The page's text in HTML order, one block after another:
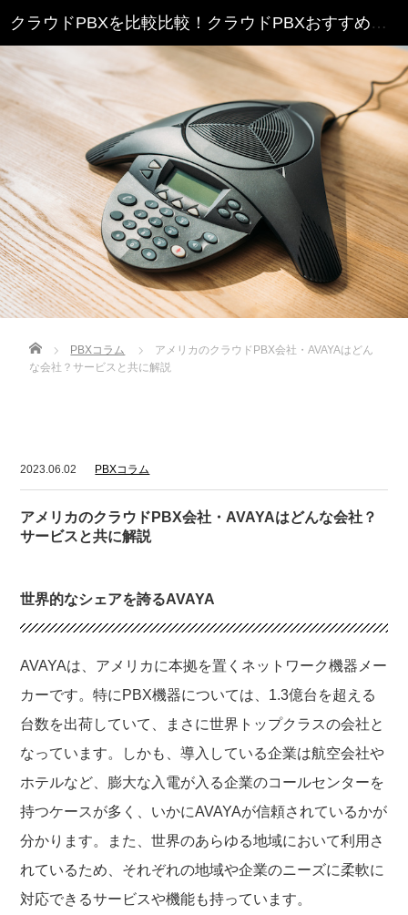
クラウドPBXを比較比較！クラウドPBXおすすめランキング
Home PBXコラム
アメリカのクラウドPBX会社・AVAYAはどん
な会社？サービスと共に解説
2023.06.02 PBXコラム
アメリカのクラウドPBX会社・AVAYAはどんな会社？
サービスと共に解説
世界的なシェアを誇るAVAYA
AVAYAは、アメリカに本拠を置くネットワーク機器メー
カーです。特にPBX機器については、1.3億台を超える
台数を出荷していて、まさに世界トップクラスの会社と
なっています。しかも、導入している企業は航空会社や
ホテルなど、膨大な入電が入る企業のコールセンターを
持つケースが多く、いかにAVAYAが信頼されているかが
分かります。また、世界のあらゆる地域において利用さ
れているため、それぞれの地域や企業のニーズに柔軟に
対応できるサービスや機能も持っています。